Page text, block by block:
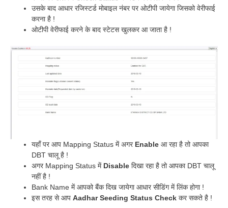
उसके बाद आधार रजिस्टर्ड मोबाइल नंबर पर ओटीपी जायेगा जिसको वेरीफाई
करना है !
ओटीपी वेरीफाई करने के बाद स्टेटस खुलकर आ जाता है !
यहाँ पर आप Mapping Status में अगर Enable आ रहा है तो आपका
DBT चालू है !
अगर Mapping Status में Disable दिखा रहा है तो आपका DBT चालू
नहीं है !
Bank Name में आपको बैंक दिख जायेगा आधार सीडिंग में लिंक होगा !
इस तरह से आप Aadhar Seeding Status Check कर सकते है !